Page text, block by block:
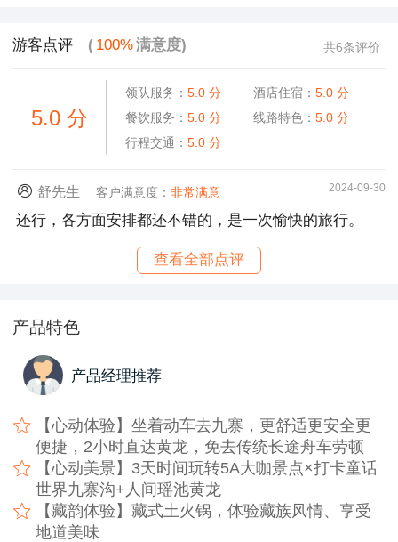
游客点评 ( 100%满意度) 共6条评价
5.0分
领队服务：5.0 分 酒店住宿：5.0 分
餐饮服务：5.0 分 线路特色：5.0 分
行程交通：5.0 分
舒先生 客户满意度：非常满意 2024-09-30
还行，各方面安排都还不错的，是一次愉快的旅行。
查看全部点评
产品特色
产品经理推荐
【心动体验】坐着动车去九寨，更舒适更安全更
便捷，2小时直达黄龙，免去传统长途舟车劳顿
【心动美景】3天时间玩转5A大咖景点×打卡童话
世界九寨沟+人间瑶池黄龙
【藏韵体验】藏式土火锅，体验藏族风情、享受
地道美味